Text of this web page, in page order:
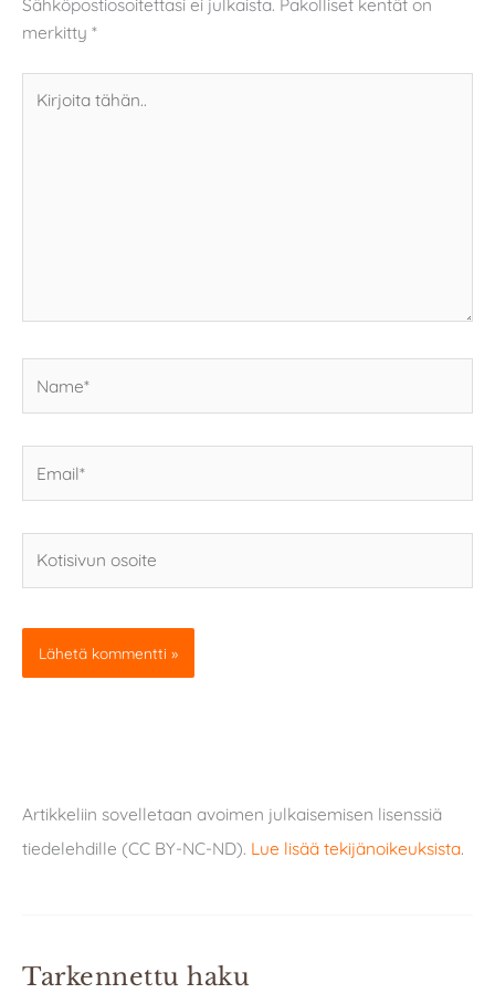
Sähköpostiosoitettasi ei julkaista. Pakolliset kentät on
merkitty *
tähän..
osoite
Artikkeliin sovelletaan avoimen julkaisemisen lisenssiä
tiedelehdille (CC BY-NC-ND). Lue lisää tekijänoikeuksista.
Tarkennettu haku